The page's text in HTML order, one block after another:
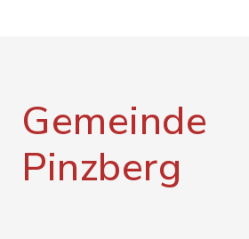
Gemeinde
Pinzberg